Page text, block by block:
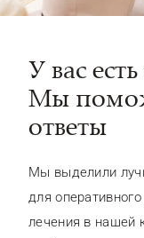
У вас
Мы
ответы
Мы выделили
для
лечения в нашей